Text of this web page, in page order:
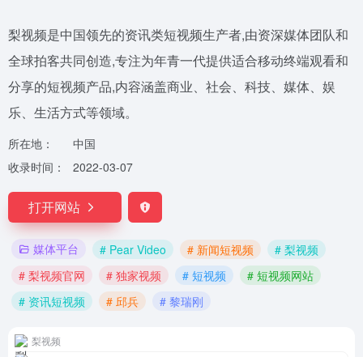
梨视频是中国领先的资讯类短视频生产者,由资深媒体团队和
全球拍客共同创造,专注为年青一代提供适合移动终端观看和
分享的短视频产品,内容涵盖商业、社会、科技、媒体、娱
乐、生活方式等领域。
所在地：
中国
收录时间：
2022-03-07
打开网站
媒体平台 # Pear Video # 新闻短视频
# 梨视频
# 梨视频官网
# 独家视频 # 短视频
# 短视频网站
# 资讯短视频
# 邱兵 # 黎瑞刚
梨视频